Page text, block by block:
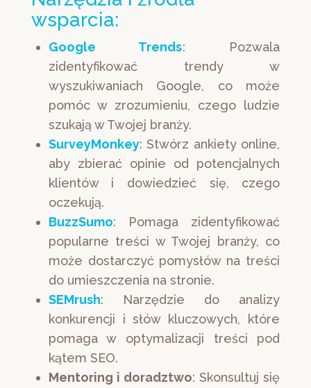
wsparcia:
Google Trends: Pozwala
zidentyfikować trendy w
wyszukiwaniach Google, co może
pomóc w zrozumieniu, czego ludzie
szukają w Twojej branży.
SurveyMonkey: Stwórz ankiety online,
aby zbierać opinie od potencjalnych
klientów i dowiedzieć się, czego
oczekują.
BuzzSumo: Pomaga zidentyfikować
popularne treści w Twojej branży, co
może dostarczyć pomysłów na treści
do umieszczenia na stronie.
SEMrush: Narzędzie do analizy
konkurencji i słów kluczowych, które
pomaga w optymalizacji treści pod
kątem SEO.
Mentoring i doradztwo: Skonsultuj się